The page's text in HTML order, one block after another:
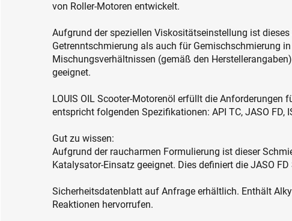
von Roller-Motoren entwickelt.
Aufgrund der speziellen Viskositätseinstellung ist
Getrenntschmierung als auch für Gemischschmierung
Mischungsverhältnissen (gemäß den
geeignet.
LOUIS OIL Scooter-Motorenöl erfüllt die Anforderungen
entspricht folgenden Spezifikationen: API TC, JASO FD,
Gut zu wissen:
Aufgrund der raucharmen Formulierung ist dieser
Katalysator-Einsatz geeignet. Dies definiert die JASO
Sicherheitsdatenblatt auf Anfrage erhältlich. Enthält
Reaktionen hervorrufen.